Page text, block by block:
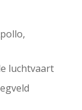
luchtvaart